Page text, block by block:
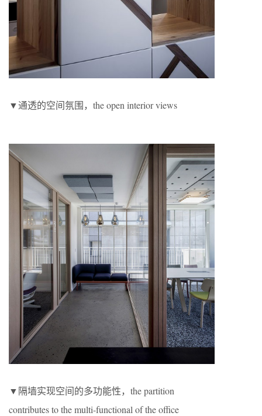
▼通透的空间氛围，the open interior views
▼隔墙实现空间的多功能性，the partition
contributes to the multi-functional of the office